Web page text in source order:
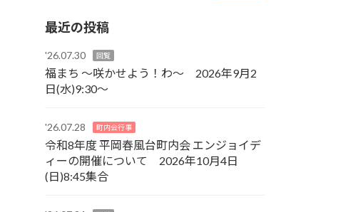
最近の投稿
'26.07.30 回覧
福まち ～咲かせよう！わ～ 2026年9月2
日(水)9:30～
'26.07.28 町内会行事
令和8年度 平岡春風台町内会 エンジョイデ
ィーの開催について 2026年10月4日
(日)8:45集合